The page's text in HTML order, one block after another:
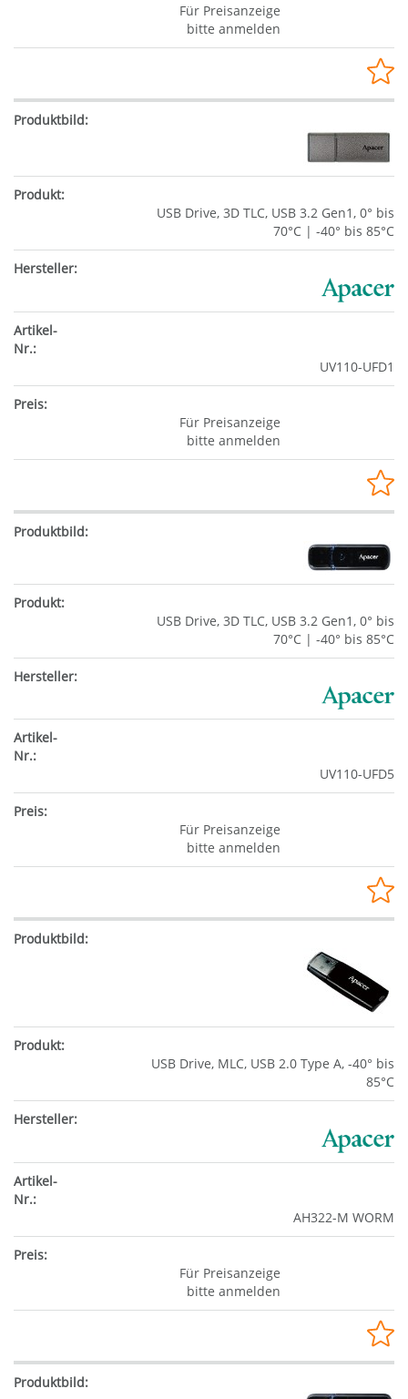
Für Preisanzeige
bitte anmelden
USB Drive, 3D TLC, USB 3.2 Gen1, 0° bis
70°C | -40° bis 85°C
UV110-UFD1
Für Preisanzeige
bitte anmelden
USB Drive, 3D TLC, USB 3.2 Gen1, 0° bis
70°C | -40° bis 85°C
UV110-UFD5
Für Preisanzeige
bitte anmelden
USB Drive, MLC, USB 2.0 Type A, -40° bis
85°C
AH322-M WORM
Für Preisanzeige
bitte anmelden